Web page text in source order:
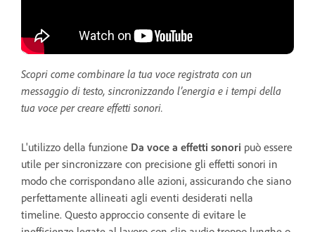
Scopri come combinare la tua voce registrata con un
messaggio di testo, sincronizzando l’energia e i tempi della
tua voce per creare effetti sonori.
L'utilizzo della funzione Da voce a effetti sonori può essere
utile per sincronizzare con precisione gli effetti sonori in
modo che corrispondano alle azioni, assicurando che siano
perfettamente allineati agli eventi desiderati nella
timeline. Questo approccio consente di evitare le